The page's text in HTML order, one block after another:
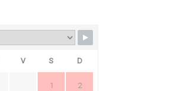
V S D
1 2